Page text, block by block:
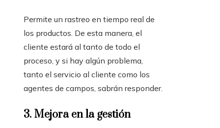
Permite un rastreo en tiempo real de
los productos. De esta manera, el
cliente estará al tanto de todo el
proceso, y si hay algún problema,
tanto el servicio al cliente como los
agentes de campos, sabrán responder.
3. Mejora en la gestión